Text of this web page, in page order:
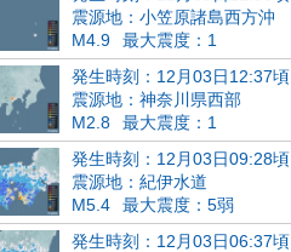
震源地：小笠原諸島西方沖
M4.9
最大震度：1
発生時刻：12月03日12:37頃
震源地：神奈川県西部
M2.8
最大震度：1
発生時刻：12月03日09:28頃
震源地：紀伊水道
M5.4
最大震度：5弱
発生時刻：12月03日06:37頃